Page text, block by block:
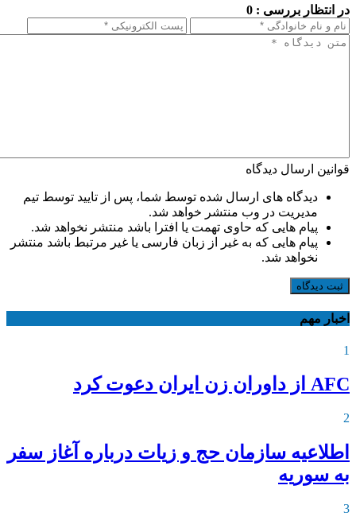
در انتظار بررسی : 0
قوانین ارسال دیدگاه
دیدگاه های ارسال شده توسط شما، پس از تایید توسط تیم
مدیریت در وب منتشر خواهد شد.
پیام هایی که حاوی تهمت یا افترا باشد منتشر نخواهد شد.
پیام هایی که به غیر از زبان فارسی یا غیر مرتبط باشد منتشر
نخواهد شد.
ثبت دیدگاه
اخبار مهم
1
AFC از داوران زن ایران دعوت کرد
2
اطلاعیه‌ سازمان حج و زیات درباره آغاز سفر
به سوریه
3